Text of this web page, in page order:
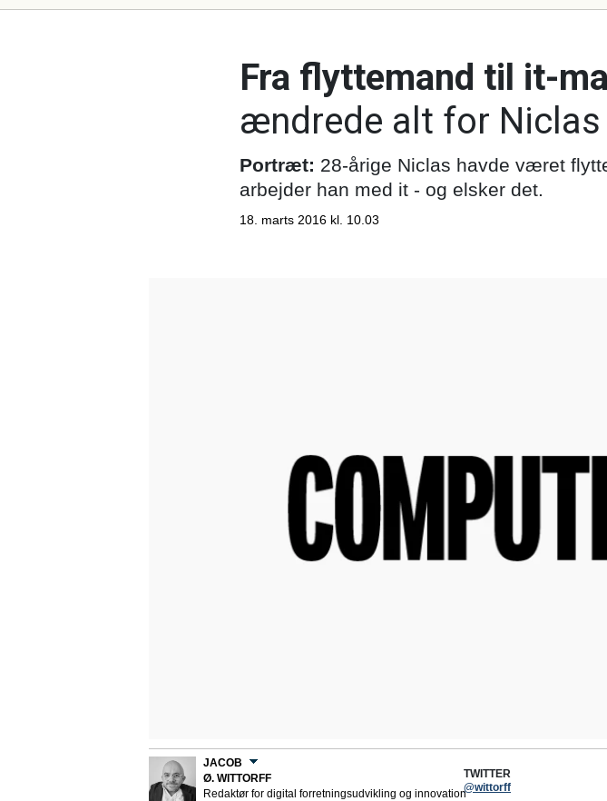
Fra flyttemand til it-
ændrede alt for Niclas
Portræt: 28-årige Niclas havde været
arbejder han med it - og elsker det.
18. marts 2016 kl. 10.03
JACOB
Ø. WITTORFF
Redaktør for digital forretningsudvikling og innovation
TWITTER
@wittorff